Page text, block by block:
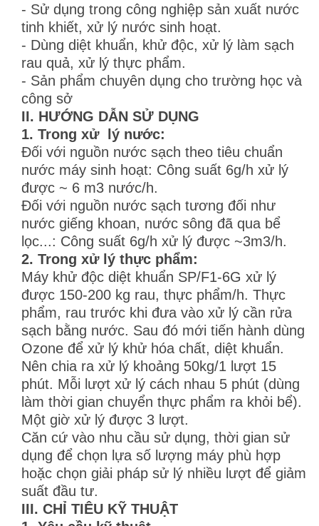
- Sử dụng trong công nghiệp sản xuất nước
tinh khiết, xử lý nước sinh hoạt.
- Dùng diệt khuẩn, khử độc, xử lý làm sạch
rau quả, xử lý thực phẩm.
- Sản phẩm chuyên dụng cho trường học và
công sở
II. HƯỚNG DẪN SỬ DỤNG
1. Trong xử lý nước:
Đối với nguồn nước sạch theo tiêu chuẩn
nước máy sinh hoạt: Công suất 6g/h xử lý
được ~ 6 m3 nước/h.
Đối với nguồn nước sạch tương đối như
nước giếng khoan, nước sông đã qua bể
lọc...: Công suất 6g/h xử lý được ~3m3/h.
2. Trong xử lý thực phẩm:
Máy khử độc diệt khuẩn SP/F1-6G xử lý
được 150-200 kg rau, thực phẩm/h. Thực
phẩm, rau trước khi đưa vào xử lý cần rửa
sạch bằng nước. Sau đó mới tiến hành dùng
Ozone để xử lý khử hóa chất, diệt khuẩn.
Nên chia ra xử lý khoảng 50kg/1 lượt 15
phút. Mỗi lượt xử lý cách nhau 5 phút (dùng
làm thời gian chuyển thực phẩm ra khỏi bể).
Một giờ xử lý được 3 lượt.
Căn cứ vào nhu cầu sử dụng, thời gian sử
dụng để chọn lựa số lượng máy phù hợp
hoặc chọn giải pháp sử lý nhiều lượt để giảm
suất đầu tư.
III. CHỈ TIÊU KỸ THUẬT